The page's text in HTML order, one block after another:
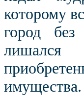
которому
город без
имущества.